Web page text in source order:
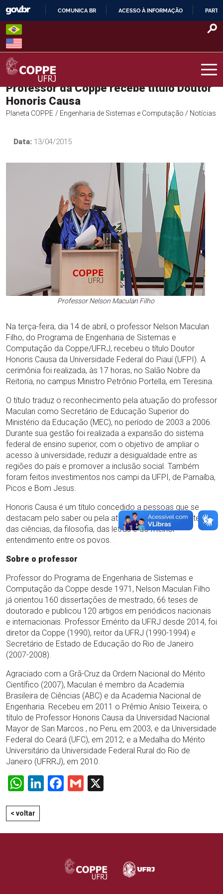
Skip
content
O
COMUNICA BR ACESSO À INFORMAÇÃO
COPPE – UFRJ
Professor da Coppe recebe título Doutor
Honoris Causa
Planeta COPPE / Engenharia de Sistemas e Computação / Notícias
Data: 13/04/2015
Professor Nelson Maculan Filho
Na terça-feira, dia 14 de abril, o professor Nelson Maculan
Filho, do Programa de Engenharia de Sistemas e
Computação da Coppe/UFRJ, recebeu o título Doutor
Honoris Causa da Universidade Federal do Piauí (UFPI). A
cerimônia foi realizada, às 17 horas, no Salão Nobre da
Reitoria, no campus Ministro Petrônio Portella, em Teresina.
O título traduz o reconhecimento pela atuação do professor
Maculan como Secretário de Educação Superior do
Ministério da Educação (MEC), no período de 2003 a 2006.
Durante sua gestão foi realizada a expansão do sistema
federal de ensino superior, com o objetivo de ampliar o
acesso à universidade, reduzir a desigualdade entre as
regiões do país e promover a inclusão social. Também
foram feitos investimentos nos campi da UFPI, de Parnaíba,
Picos e Bom Jesus.
Honoris Causa é um título concedido a pessoas que se
destacam pelo saber ou pela atuação em prol das artes,
das ciências, da filosofia, das letras e do melhor
entendimento entre os povos.
Sobre o professor
Professor do Programa de Engenharia de Sistemas e
Computação da Coppe desde 1971, Nelson Maculan Filho
já orientou 160 dissertações de mestrado, 66 teses de
doutorado e publicou 120 artigos em periódicos nacionais
e internacionais. Professor Emérito da UFRJ desde 2014, foi
diretor da Coppe (1990), reitor da UFRJ (1990-1994) e
Secretário de Estado de Educação do Rio de Janeiro
(2007-2008).
Agraciado com a Grã-Cruz da Ordem Nacional do Mérito
Científico (2007), Maculan é membro da Academia
Brasileira de Ciências (ABC) e da Academia Nacional de
Engenharia. Recebeu em 2011 o Prêmio Anísio Teixeira; o
título de Professor Honoris Causa da Universidad Nacional
Mayor de San Marcos , no Peru, em 2003, e da Universidade
Federal do Ceará (UFC), em 2012; e a Medalha do Mérito
Universitário da Universidade Federal Rural do Rio de
Janeiro (UFRRJ), em 2010.
WhatsApp
LinkedIn
Facebook
Gmail
< voltar